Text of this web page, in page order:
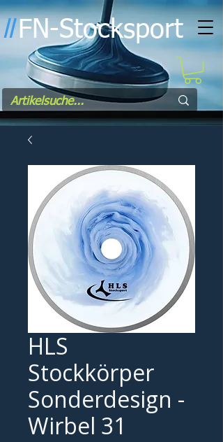
ll FN-Stocksport
HLS
Stockkörper
Sonderdesign -
Wirbel 31